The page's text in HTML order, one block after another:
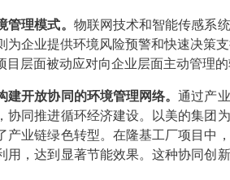
理模式。 物联网技术和智能传感系
为企业提供环境风险预警和快速决策
层面被动应对向企业层面主动管理
建开放协同的环境管理网络。通过产
协同推进循环经济建设。以美的集团
产业链绿色转型。在隆基工厂项目中
用，达到显著节能效果。这种协同创